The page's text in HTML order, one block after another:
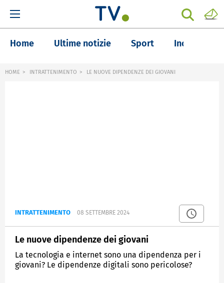
Home Ultime notizie Sport Inchieste
HOME INTRATTENIMENTO LE NUOVE DIPENDENZE DEI GIOVANI
INTRATTENIMENTO 08 SETTEMBRE 2024
Le nuove dipendenze dei giovani
La tecnologia e internet sono una dipendenza per i
giovani? Le dipendenze digitali sono pericolose?